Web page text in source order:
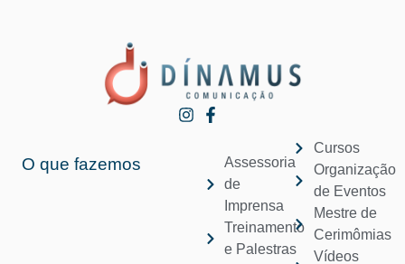
O que fazemos
Assessoria
de
Imprensa
Treinamento
e Palestras
Cursos
Organização
de Eventos
Mestre de
Cerimômias
Vídeos